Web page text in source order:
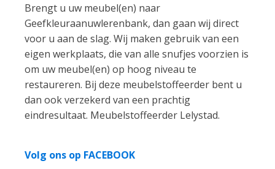
Brengt u uw meubel(en) naar
Geefkleuraanuwlerenbank, dan gaan wij direct
voor u aan de slag. Wij maken gebruik van een
eigen werkplaats, die van alle snufjes voorzien is
om uw meubel(en) op hoog niveau te
restaureren. Bij deze meubelstoffeerder bent u
dan ook verzekerd van een prachtig
eindresultaat. Meubelstoffeerder Lelystad.
Volg ons op FACEBOOK